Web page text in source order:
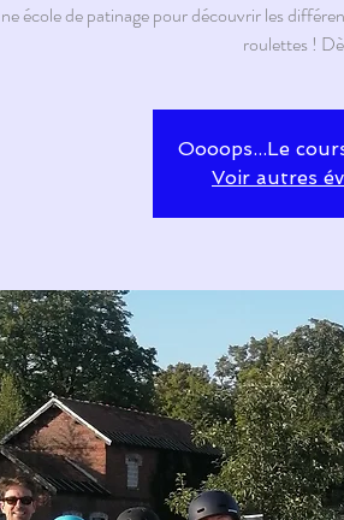
école de patinage pour découvrir les
roulettes !
Oooops...Le
Voir autres